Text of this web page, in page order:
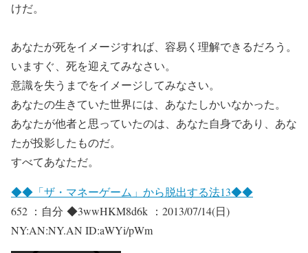
けだ。
あなたが死をイメージすれば、容易く理解できるだろう。
いますぐ、死を迎えてみなさい。
意識を失うまでをイメージしてみなさい。
あなたの生きていた世界には、あなたしかいなかった。
あなたが他者と思っていたのは、あなた自身であり、あな
たが投影したものだ。
すべてあなただ。
◆◆「ザ・マネーゲーム」から脱出する法13◆◆
652 ：自分 ◆3wwHKM8d6k ：2013/07/14(日)
NY:AN:NY.AN ID:aWYi/pWm